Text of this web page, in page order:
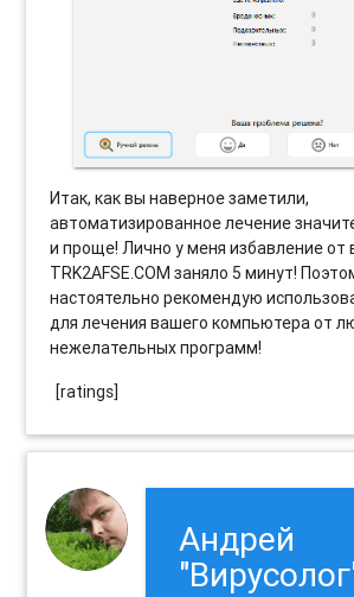
Итак, как вы наверное заметили,
автоматизированное лечение
и проще! Лично у меня избавление от
TRK2AFSE.COM заняло 5 минут!
настоятельно рекомендую
для лечения вашего компьютера от
нежелательных программ!
[ratings]
Андрей